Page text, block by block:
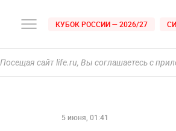
КУБОК РОССИИ — 2026/27
Посещая сайт life.ru, Вы соглашаетесь с
5 июня, 01:41